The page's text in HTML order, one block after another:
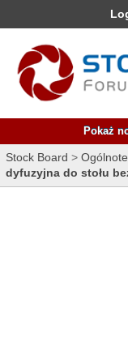
Pokaż
Stock Board >
dyfuzyjna do stołu